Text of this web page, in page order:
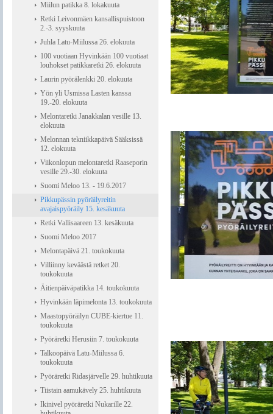
Miilun patikka 8. lokakuuta
Retki Leivonmäen kansallispuistoon
2.-3. syyskuuta
Juhla Latu-Miilussa 26. elokuuta
100 vuotiaan Hyvinkään 100 vuotiaat
louhokset patikkaretki 26. elokuuta
Laurin pyörälenkki 20. elokuuta
Yön yli Usmissa Lasten kanssa
19.-20. elokuuta
Melontaretki Janakkalan vesille 13.
elokuuta
Melonnan tekniikkapäivä Sääksissä
12. elokuuta
Viikonlopun melontaretki Raaseporin
vesille 29.-30. elokuuta
Suomi Meloo 13. - 19.6.2017
Pikkupässin pyöräilyreitin
avajaispyöräily 15. kesäkuuta
Retki Vallisaareen 13. kesäkuuta
Suomi Meloo 2017
Melontapäivä 21. toukokuuta
Villiinny keväästä retket 20.
toukokuuta
Äitienpäiväpatikka 14. toukokuuta
Hyvinkään läpimelonta 13. toukokuuta
Maastopyöräilyn CUBE-kiertue 11.
toukokuuta
Pyöräretki Herusiin 7. toukokuuta
Talkoopäivä Latu-Miilussa 6.
toukokuuta
Pyöräretki Ridasjärvelle 29. huhtikuuta
Tiistain aamukävely 25. huhtikuuta
Ikinivel pyöräretki Nukarille 22.